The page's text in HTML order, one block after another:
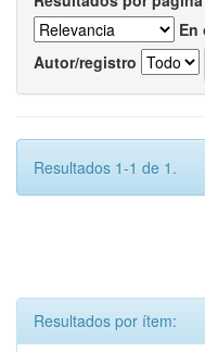
En
Autor/registro
Resultados 1-1 de 1.
Resultados por ítem: